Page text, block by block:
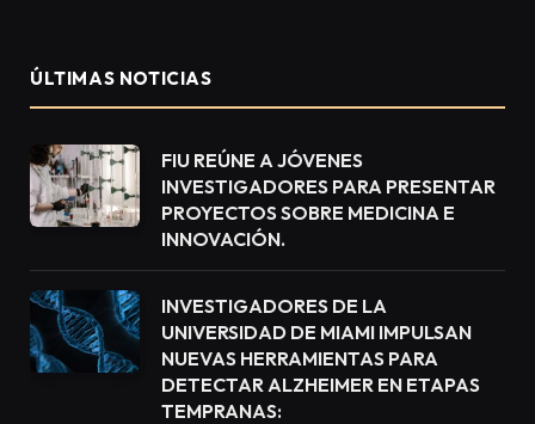
ÚLTIMAS NOTICIAS
FIU REÚNE A JÓVENES
INVESTIGADORES PARA PRESENTAR
PROYECTOS SOBRE MEDICINA E
INNOVACIÓN.
INVESTIGADORES DE LA
UNIVERSIDAD DE MIAMI IMPULSAN
NUEVAS HERRAMIENTAS PARA
DETECTAR ALZHEIMER EN ETAPAS
TEMPRANAS: